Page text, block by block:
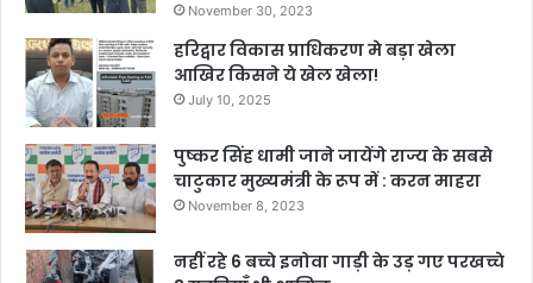
November 30, 2023
हरिद्वार विकास प्राधिकरण मे बड़ा खेला
आखिर किसने ये खेल खेला!
July 10, 2025
पुष्कर सिंह धामी जाने जायेंगे राज्य के सबसे
चाटुकार मुख्यमंत्री के रूप में : करन माहरा
November 8, 2023
नहीं रहे 6 बच्चे इनोवा गाड़ी के उड़ गए परखच्चे